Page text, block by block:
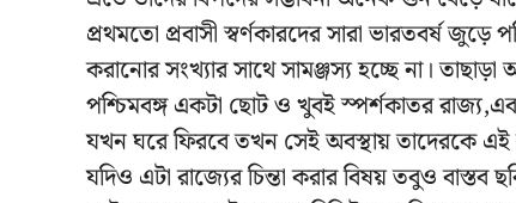
প্রথমতো প্রবাসী স্বর্ণকারদের সারা ভারতবর্ষ জুড়ে
করানোর সংখ্যার সাথে সামঞ্জস্য হচ্ছে না।
পশ্চিমবঙ্গ একটা ছোট ও খুবই স্পর্শকাতর
যখন ঘরে ফিরবে তখন সেই অবস্থায় তাদেরকে এই
যদিও এটা রাজ্যের চিন্তা করার বিষয় তবুও